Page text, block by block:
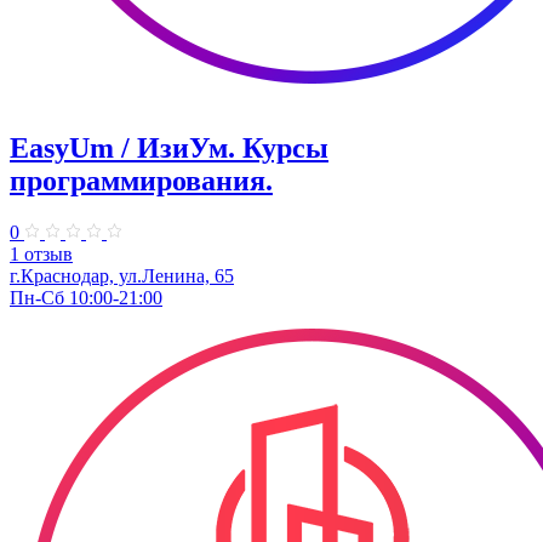
EasyUm / ИзиУм. ​Курсы
программирования.
0
1 отзыв
г.Краснодар, ул.Ленина, 65
Пн-Сб 10:00-21:00